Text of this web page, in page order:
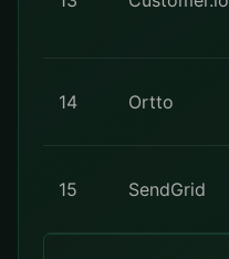
14 Ortto
15 SendGrid